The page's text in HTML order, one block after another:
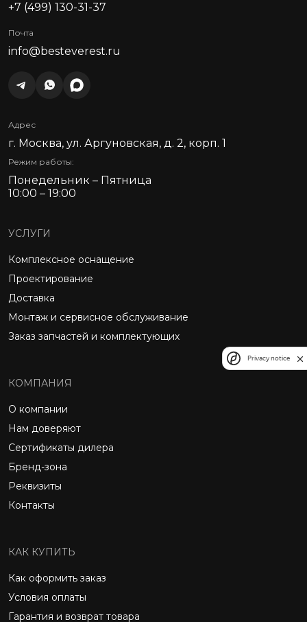
+7 (499) 130-31-37
Почта
info@besteverest.ru
Адрес
г. Москва, ул. Аргуновская, д. 2, корп. 1
Режим работы:
Понедельник – Пятница
10:00 – 19:00
УСЛУГИ
Комплексное оснащение
Проектирование
Доставка
Монтаж и сервисное обслуживание
Заказ запчастей и комплектующих
КОМПАНИЯ
О компании
Нам доверяют
Сертификаты дилера
Бренд-зона
Реквизиты
Контакты
КАК КУПИТЬ
Как оформить заказ
Условия оплаты
Гарантия и возврат товара
Privacy notice